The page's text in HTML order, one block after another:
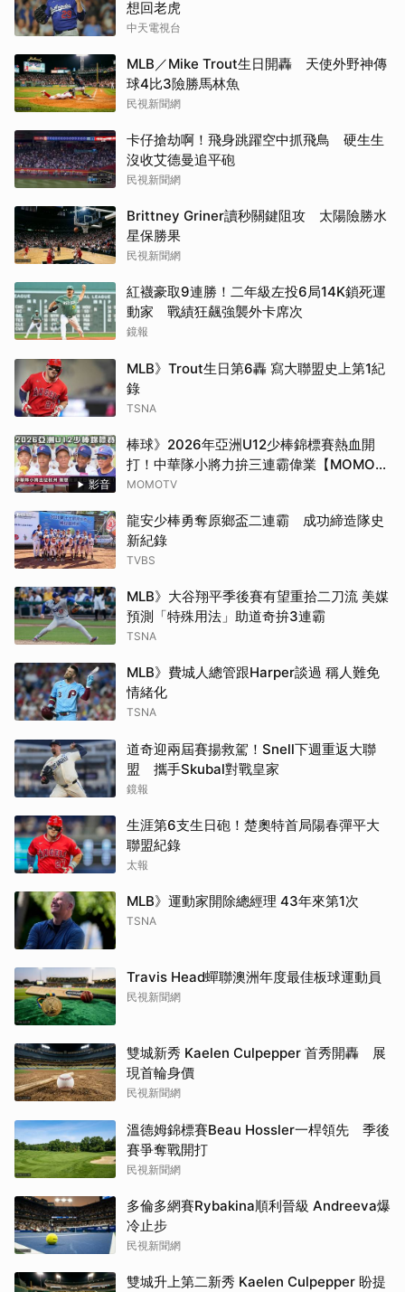
想回老虎
中天電視台
MLB／Mike Trout生日開轟 天使外野神傳
球4比3險勝馬林魚
民視新聞網
卡仔搶劫啊！飛身跳躍空中抓飛鳥 硬生生
沒收艾德曼追平砲
民視新聞網
Brittney Griner讀秒關鍵阻攻 太陽險勝水
星保勝果
民視新聞網
紅襪豪取9連勝！二年級左投6局14K鎖死運
動家 戰績狂飆強襲外卡席次
鏡報
MLB》Trout生日第6轟 寫大聯盟史上第1紀
錄
TSNA
影音
棒球》2026年亞洲U12少棒錦標賽熱血開
打！中華隊小將力拚三連霸偉業【MOMO瘋
運動】
MOMOTV
龍安少棒勇奪原鄉盃二連霸 成功締造隊史
新紀錄
TVBS
MLB》大谷翔平季後賽有望重拾二刀流 美媒
預測「特殊用法」助道奇拚3連霸
TSNA
MLB》費城人總管跟Harper談過 稱人難免
情緒化
TSNA
道奇迎兩屆賽揚救駕！Snell下週重返大聯
盟 攜手Skubal對戰皇家
鏡報
生涯第6支生日砲！楚奧特首局陽春彈平大
聯盟紀錄
太報
MLB》運動家開除總經理 43年來第1次
TSNA
Travis Head蟬聯澳洲年度最佳板球運動員
民視新聞網
雙城新秀 Kaelen Culpepper 首秀開轟 展
現首輪身價
民視新聞網
溫德姆錦標賽Beau Hossler一桿領先 季後
賽爭奪戰開打
民視新聞網
多倫多網賽Rybakina順利晉級 Andreeva爆
冷止步
民視新聞網
雙城升上第二新秀 Kaelen Culpepper 盼提